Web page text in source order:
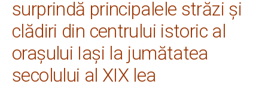
surprindă principalele străzi și
clădiri din centrului istoric al
orașului Iași la jumătatea
secolului al XIX lea